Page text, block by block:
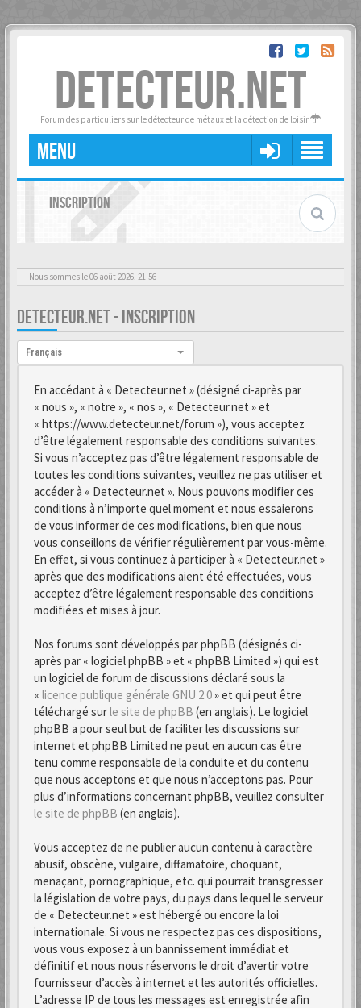
DETECTEUR.NET
Forum des particuliers sur le détecteur de métaux et la détection de loisir
MENU
INSCRIPTION
Nous sommes le 06 août 2026, 21:56
DETECTEUR.NET - INSCRIPTION
Langue :
Français
En accédant à « Detecteur.net » (désigné ci-après par
« nous », « notre », « nos », « Detecteur.net » et
« https://www.detecteur.net/forum »), vous acceptez
d’être légalement responsable des conditions suivantes.
Si vous n’acceptez pas d’être légalement responsable de
toutes les conditions suivantes, veuillez ne pas utiliser et
accéder à « Detecteur.net ». Nous pouvons modifier ces
conditions à n’importe quel moment et nous essaierons
de vous informer de ces modifications, bien que nous
vous conseillons de vérifier régulièrement par vous-même.
En effet, si vous continuez à participer à « Detecteur.net »
après que des modifications aient été effectuées, vous
acceptez d’être légalement responsable des conditions
modifiées et mises à jour.
Nos forums sont développés par phpBB (désignés ci-
après par « logiciel phpBB » et « phpBB Limited ») qui est
un logiciel de forum de discussions déclaré sous la
« licence publique générale GNU 2.0» et qui peut être
téléchargé surle site de phpBB (en anglais). Le logiciel
phpBB a pour seul but de faciliter les discussions sur
internet et phpBB Limited ne peut en aucun cas être
tenu comme responsable de la conduite et du contenu
que nous acceptons et que nous n’acceptons pas. Pour
plus d’informations concernant phpBB, veuillez consulter
le site de phpBB (en anglais).
Vous acceptez de ne publier aucun contenu à caractère
abusif, obscène, vulgaire, diffamatoire, choquant,
menaçant, pornographique, etc. qui pourrait transgresser
la législation de votre pays, du pays dans lequel le serveur
de « Detecteur.net » est hébergé ou encore la loi
internationale. Si vous ne respectez pas ces dispositions,
vous vous exposez à un bannissement immédiat et
définitif et nous nous réservons le droit d’avertir votre
fournisseur d’accès à internet et les autorités officielles.
L’adresse IP de tous les messages est enregistrée afin